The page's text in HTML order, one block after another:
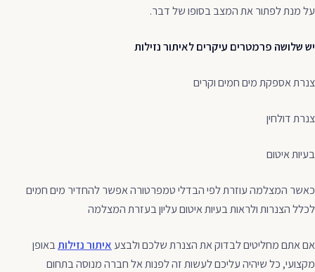
על מנת לפתור את המצב בסופו של דבר.
יש שלושה פרמטרים עיקרים לאיתור נזילות
צנרת אספקת מים חמים וקרים
צנרת דולחין
בעיות איטום
כאשר המצלמה עוזרת לפי הבדלי טמפרטורה אפשר להחדיר מים חמים
לכלל הצנרות ולראות בעיות איטום עליון בעזרת המצלמה
אם אתם מחליטים לבדוק את הצנרת שלכם ולבצע איתור נזילותבאופן
מקצועי, כל שיהיה עליכם לעשות זה לפנות אל חברה מנוסה בתחום